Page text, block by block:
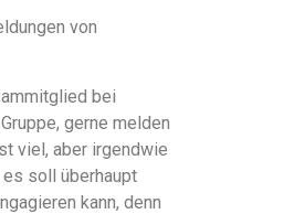
von
bei
gerne melden
viel, aber irgendwie
soll überhaupt
kann, denn